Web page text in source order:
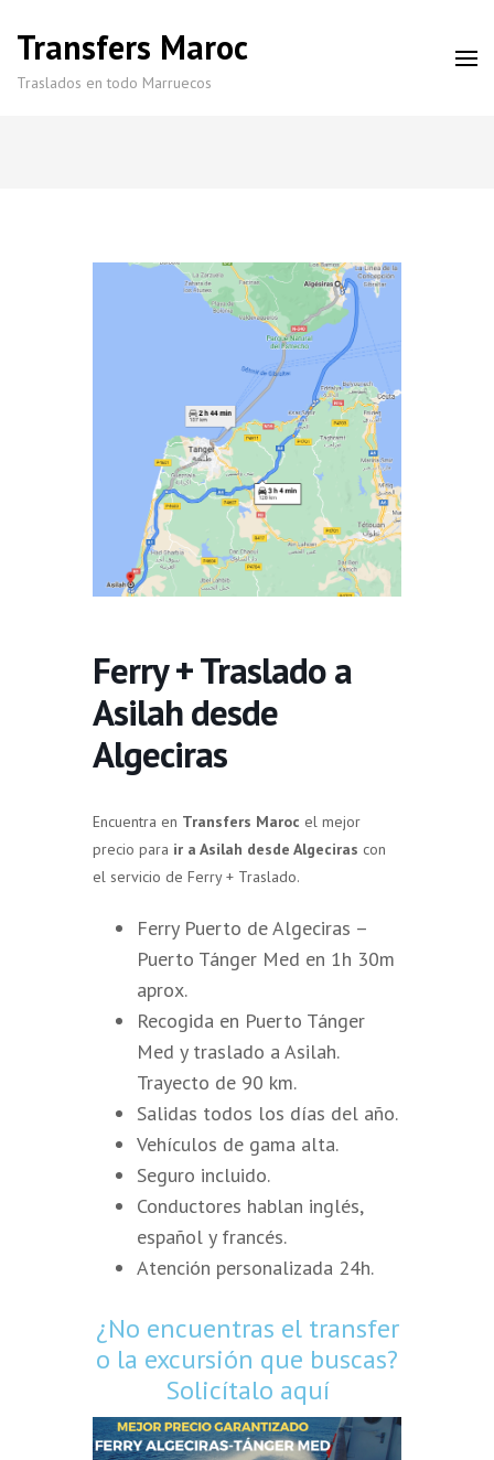
Transfers Maroc
Traslados en todo Marruecos
Ferry + Traslado a
Asilah desde
Algeciras
Encuentra en Transfers Maroc el mejor
precio para ir a Asilah desde Algeciras con
el servicio de Ferry + Traslado.
Ferry Puerto de Algeciras –
Puerto Tánger Med en 1h 30m
aprox.
Recogida en Puerto Tánger
Med y traslado a Asilah.
Trayecto de 90 km.
Salidas todos los días del año.
Vehículos de gama alta.
Seguro incluido.
Conductores hablan inglés,
español y francés.
Atención personalizada 24h.
¿No encuentras el transfer
o la excursión que buscas?
Solicítalo aquí